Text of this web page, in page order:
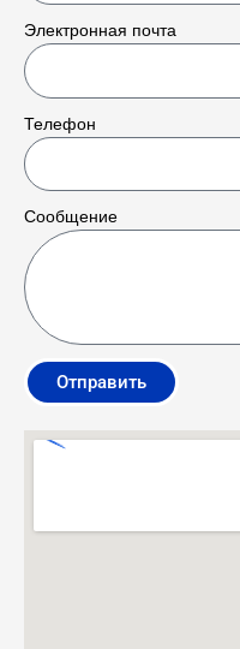
Электронная почта
Телефон
Сообщение
Отправить